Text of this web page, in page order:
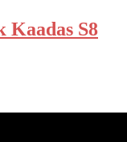
Kaadas S8